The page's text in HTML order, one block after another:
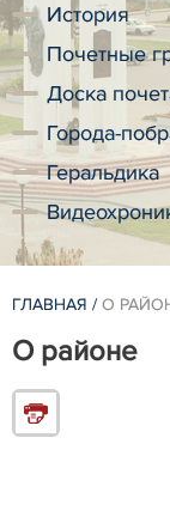
История
Почетные
Доска
Города-
Геральдика
ГЛАВНАЯ / О
О районе